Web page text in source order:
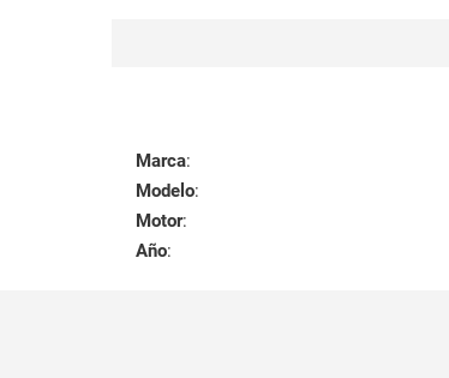
Marca:
Modelo:
Motor:
Año: